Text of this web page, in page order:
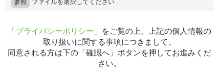
「プライバシーポリシー」 をご覧の上、上記の個人情報の
取り扱いに関する事項につきまして、
同意される方は下の「確認へ」ボタンを押してお進みくだ
さい。